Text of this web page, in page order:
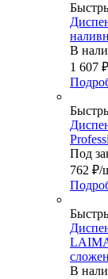
В
1 607 ₽
Под
762 ₽/
В